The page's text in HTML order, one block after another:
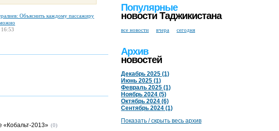
Объяснить каждому пассажиру
«Кобальт-2013» (0)
Популярные
новости Таджикистана
все новости вчера сегодня
Архив
новостей
Декабрь 2025 (1)
Июнь 2025 (1)
Февраль 2025 (1)
Ноябрь 2024 (5)
Октябрь 2024 (6)
Сентябрь 2024 (1)
Показать / скрыть весь архив